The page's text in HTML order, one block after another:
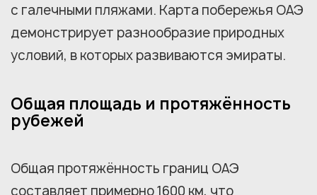
с галечными пляжами. Карта побережья ОАЭ
демонстрирует разнообразие природных
условий, в которых развиваются эмираты.
Общая площадь и протяжённость
рубежей
Общая протяжённость границ ОАЭ
составляет примерно 1600 км, что